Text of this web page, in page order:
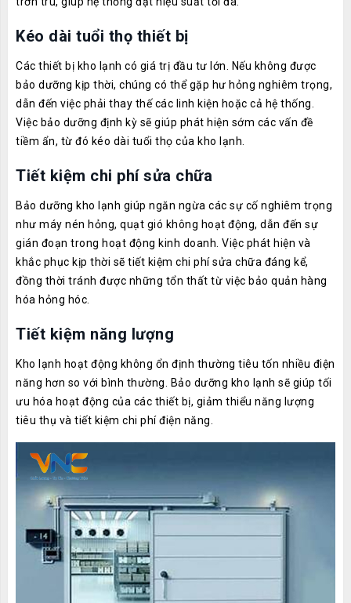
Kéo dài tuổi thọ thiết bị
Các thiết bị kho lạnh có giá trị đầu tư lớn. Nếu không được
bảo dưỡng kịp thời, chúng có thể gặp hư hỏng nghiêm trọng,
dẫn đến việc phải thay thế các linh kiện hoặc cả hệ thống.
Việc bảo dưỡng định kỳ sẽ giúp phát hiện sớm các vấn đề
tiềm ẩn, từ đó kéo dài tuổi thọ của kho lạnh.
Tiết kiệm chi phí sửa chữa
Bảo dưỡng kho lạnh giúp ngăn ngừa các sự cố nghiêm trọng
như máy nén hỏng, quạt gió không hoạt động, dẫn đến sự
gián đoạn trong hoạt động kinh doanh. Việc phát hiện và
khắc phục kịp thời sẽ tiết kiệm chi phí sửa chữa đáng kể,
đồng thời tránh được những tổn thất từ việc bảo quản hàng
hóa hỏng hóc.
Tiết kiệm năng lượng
Kho lạnh hoạt động không ổn định thường tiêu tốn nhiều điện
năng hơn so với bình thường. Bảo dưỡng kho lạnh sẽ giúp tối
ưu hóa hoạt động của các thiết bị, giảm thiểu năng lượng
tiêu thụ và tiết kiệm chi phí điện năng.